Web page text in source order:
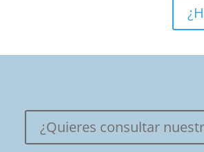
¿Quieres consultar